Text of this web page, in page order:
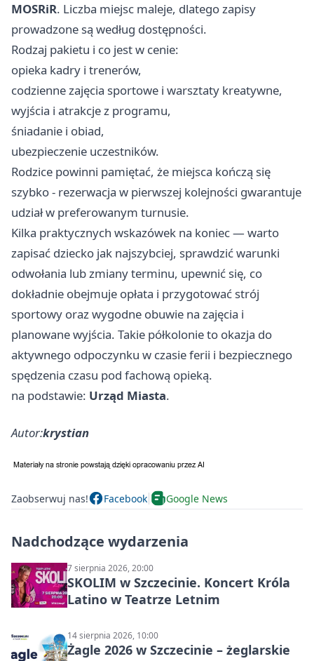
MOSRiR. Liczba miejsc maleje, dlatego zapisy
prowadzone są według dostępności.
Rodzaj pakietu i co jest w cenie:
opieka kadry i trenerów,
codzienne zajęcia sportowe i warsztaty kreatywne,
wyjścia i atrakcje z programu,
śniadanie i obiad,
ubezpieczenie uczestników.
Rodzice powinni pamiętać, że miejsca kończą się
szybko - rezerwacja w pierwszej kolejności gwarantuje
udział w preferowanym turnusie.
Kilka praktycznych wskazówek na koniec — warto
zapisać dziecko jak najszybciej, sprawdzić warunki
odwołania lub zmiany terminu, upewnić się, co
dokładnie obejmuje opłata i przygotować strój
sportowy oraz wygodne obuwie na zajęcia i
planowane wyjścia. Takie półkolonie to okazja do
aktywnego odpoczynku w czasie ferii i bezpiecznego
spędzenia czasu pod fachową opieką.
na podstawie: Urząd Miasta.
Autor:krystian
Zaobserwuj nas! Facebook Google News
Nadchodzące wydarzenia
7 sierpnia 2026, 20:00
SKOLIM w Szczecinie. Koncert Króla
Latino w Teatrze Letnim
14 sierpnia 2026, 10:00
Żagle 2026 w Szczecinie – żeglarskie